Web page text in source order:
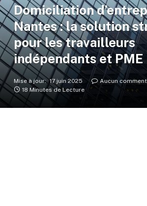
Domiciliation
Nantes : la solution
pour les travailleurs
indépendants et PME
Mise à jour: 17 juin 2025
Aucun
18 Minutes de Lecture